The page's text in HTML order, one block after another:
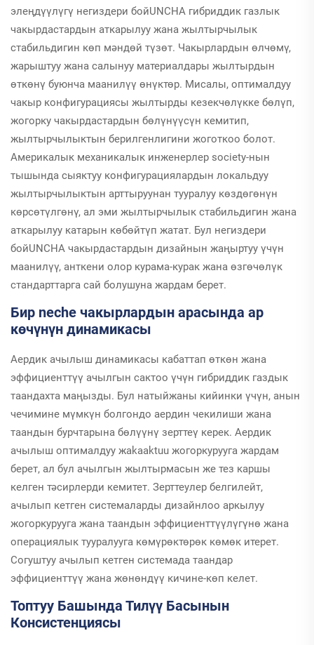
элеңдүүлүгү негиздери бойUNCHA гибриддик газлык
чакырдастардын аткарылуу жана жылтырчылык
стабильдигин көп мәндөй түзөт. Чакырлардын өлчөмү,
жарыштуу жана салынуу материалдары жылтырдын
өткөнү буюнча маанилүү өнүктөр. Мисалы, оптималдуу
чакыр конфигурациясы жылтырды кезекчөлүкке бөлүп,
жогорку чакырдастардын бөлүнүүсүн кемитип,
жылтырчылыктын берилгенлигини жоготкоо болот.
Америкалык механикалык инженерлер society-нын
тышында сыяктуу конфигурациялардын локальдуу
жылтырчылыктын арттыруунан тууралуу көздөгөнүн
көрсөтүлгөнү, ал эми жылтырчылык стабильдигин жана
аткарылуу катарын көбөйтүп жатат. Бул негиздери
бойUNCHA чакырдастардын дизайнын жаңыртуу үчүн
маанилүү, анткени олор курама-курак жана өзгөчөлүк
стандарттарга сай болушуна жардам берет.
Бир neche чакырлардын арасында ар
көчүнүн динамикасы
Аердик ачылыш динамикасы кабаттап өткөн жана
эффициенттүү ачылгын сактоо үчүн гибриддик газдык
таандахта маңызды. Бул натыйжаны кийинки үчүн, анын
чечимине мүмкүн болгондо аердин чекилиши жана
таандын бурчтарына бөлүүнү зерттеү керек. Аердик
ачылыш оптималдуу жakaaktuu жогоркурууга жардам
берет, ал бул ачылгын жылтырмасын же тез каршы
келген тәсирлерди кемитет. Зерттеулер белгилейт,
ачылып кетген системаларды дизайнлоо аркылуу
жогоркурууга жана таандын эффициенттүүлүгүнө жана
операциялык тууралууга көмүрөктөрөк көмөк итерет.
Согуштуу ачылып кетген системада таандар
эффициенттүү жана жөнөндүү кичине-көп келет.
Топтуу Башында Тилүү Басынын
Консистенциясы